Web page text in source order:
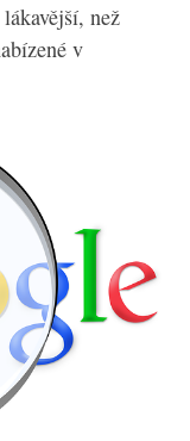
než
v